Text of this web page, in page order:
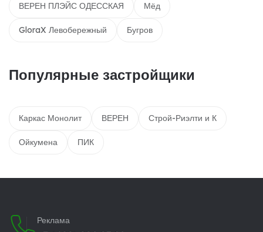
ВЕРЕН ПЛЭЙС ОДЕССКАЯ Мёд
GloraX Левобережный Бугров
Популярные застройщики
Каркас Монолит ВЕРЕН Строй-Риэлти и К
Ойкумена ПИК
Реклама